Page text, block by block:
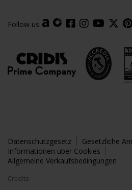
Follow us
Datenschutzgesetz
Gesetzliche
Informationen über Cookies
Allgemeine Verkaufsbedingungen
Credits